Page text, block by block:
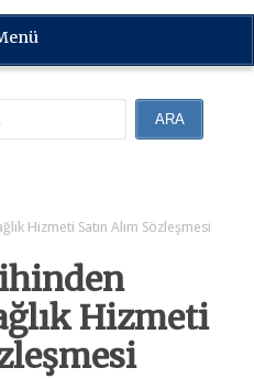
Hizmeti Satın Alım Sözleşmesi
Hizmeti